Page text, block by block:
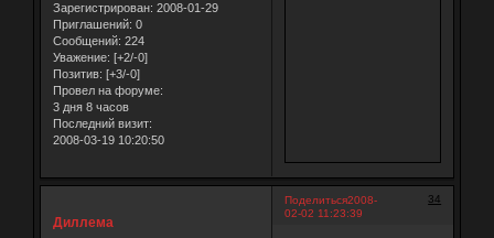
Зарегистрирован: 2008-01-29
Приглашений: 0
Сообщений: 224
Уважение: [+2/-0]
Позитив: [+3/-0]
Провел на форуме:
3 дня 8 часов
Последний визит:
2008-03-19 10:20:50
Поделиться 34
2008-
02-02 11:23:39
Диллема